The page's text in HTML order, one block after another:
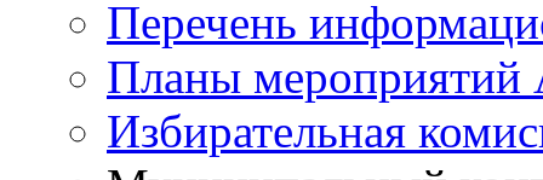
Перечень
Планы мероприятий
Избирательная